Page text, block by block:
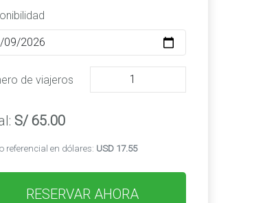
de viajeros
S/ 65.00
referencial en dólares: USD 17.55
RESERVAR AHORA